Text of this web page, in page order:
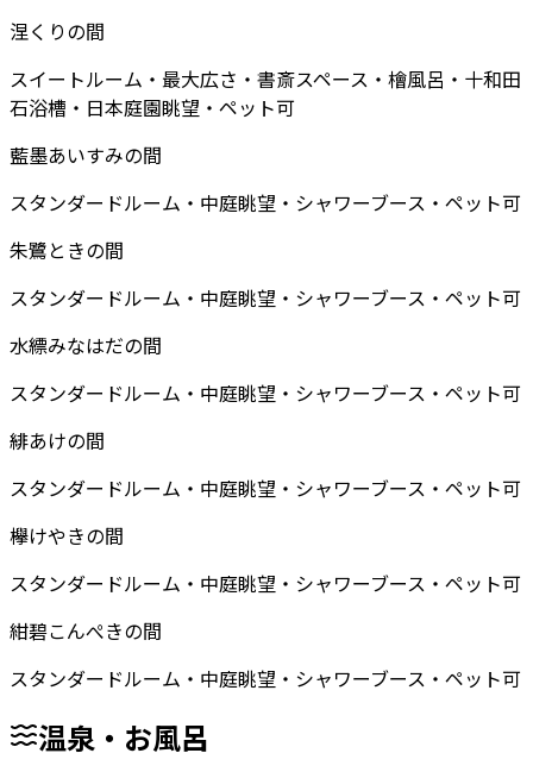
涅くりの間
スイートルーム・最大広さ・書斎スペース・檜風呂・十和田
石浴槽・日本庭園眺望・ペット可
藍墨あいすみの間
スタンダードルーム・中庭眺望・シャワーブース・ペット可
朱鷺ときの間
スタンダードルーム・中庭眺望・シャワーブース・ペット可
水縹みなはだの間
スタンダードルーム・中庭眺望・シャワーブース・ペット可
緋あけの間
スタンダードルーム・中庭眺望・シャワーブース・ペット可
欅けやきの間
スタンダードルーム・中庭眺望・シャワーブース・ペット可
紺碧こんぺきの間
スタンダードルーム・中庭眺望・シャワーブース・ペット可
温泉・お風呂